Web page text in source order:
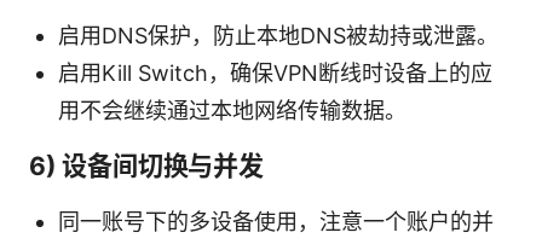
启用DNS保护，防止本地DNS被劫持或泄露。
启用Kill Switch，确保VPN断线时设备上的应
用不会继续通过本地网络传输数据。
6) 设备间切换与并发
同一账号下的多设备使用，注意一个账户的并